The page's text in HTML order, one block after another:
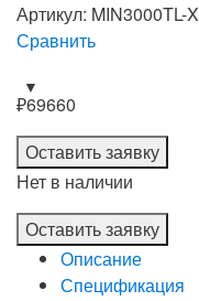
Артикул: MIN3000TL-X
Сравнить
₽69660
Оставить заявку
Нет в наличии
Оставить заявку
Описание
Спецификация